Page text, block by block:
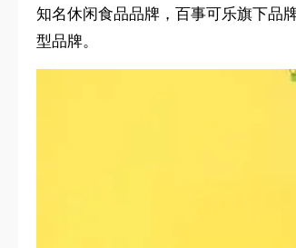
知名休闲食品品牌，百事可乐旗下品
型品牌。